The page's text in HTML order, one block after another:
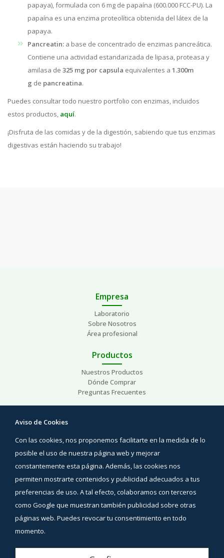
papaya), formulada con 6 mg de papaína (600.000 FCC-PU). La
papaína es una enzima proteolítica obtenida del látex de la
papaya.
Pancreatin: a base de concentrado de enzimas pancreática.
Contiene una actividad estandarizada de lipasa, proteasa y
amilasa de 325 mg por capsula equivalentes a 1.300m
g de pancreatina.
Puedes consultar todo nuestro portfolio con enzimas, incluidos
estos productos, aquí.
¡Disfruta de las comidas y de la digestión, sabiendo que tus enzimas
digestivas están haciendo su trabajo!
Empresa
Laboratorio
Sobre Nosotros
Área profesional
Productos
Nuestros Productos
Dónde Comprar
Preguntas Frecuentes
Áreas de interés
Contacto
Síguenos
Facebook
YouTube
Aviso Legal
Aviso de Cookies
Con las cookies, nos proponemos facilitarte en la medida de lo
posible el uso de nuestra página web y mejorar
constantemente esta página. Además, las cookies nos
permiten mostrarte contenidos y publicidad adecuados a tus
preferencias de uso. A tal efecto, colaboramos con terceros
como Google que muestran también publicidad sobre otras
páginas web. Puedes revocar tu consentimiento en todo
momento.